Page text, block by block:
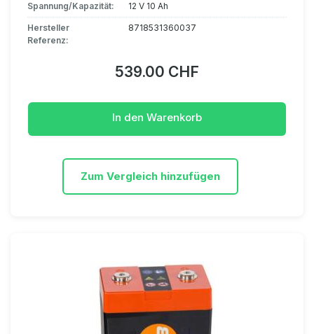
Spannung/Kapazität: 12 V 10 Ah
Hersteller
Referenz:
8718531360037
539.00 CHF
In den Warenkorb
Zum Vergleich hinzufügen